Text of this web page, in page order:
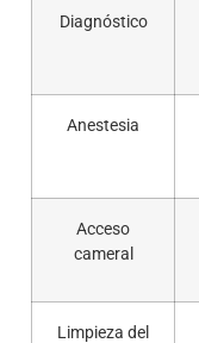
Diagnóstico
Anestesia
Acceso
cameral
Limpieza del